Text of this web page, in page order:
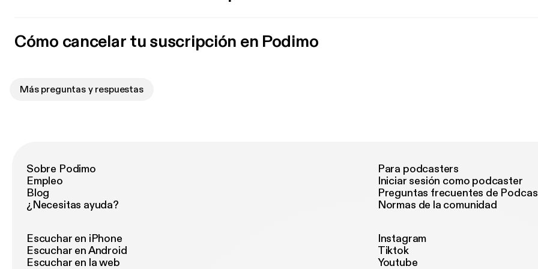
Cómo cancelar tu suscripción en Podimo
Más preguntas y respuestas
Sobre Podimo
Empleo
Blog
¿Necesitas ayuda?
Para podcasters
Iniciar sesión como podcaster
Preguntas frecuentes de
Normas de la comunidad
Escuchar en iPhone
Escuchar en Android
Escuchar en la web
Instagram
Tiktok
Youtube